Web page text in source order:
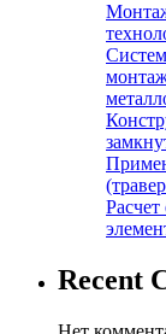
Recent